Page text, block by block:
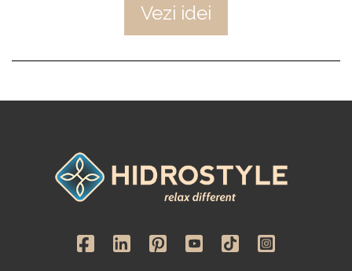
Vezi idei